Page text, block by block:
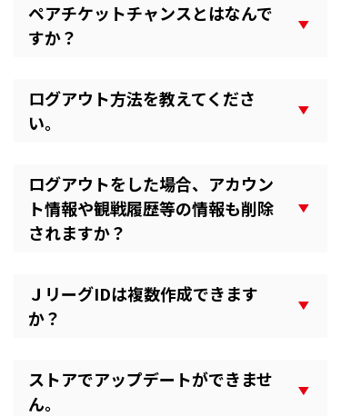
ペアチケットチャンスとはなんで
すか？
ログアウト方法を教えてくださ
い。
ログアウトをした場合、アカウン
ト情報や観戦履歴等の情報も削除
されますか？
ＪリーグIDは複数作成できます
か？
ストアでアップデートができませ
ん。